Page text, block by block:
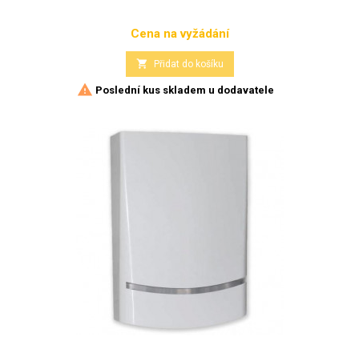
Cena
Cena na vyžádání
 Přidat do košíku
 Poslední kus skladem u dodavatele